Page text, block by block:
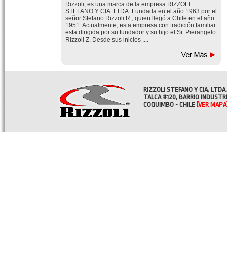
Rizzoli, es una marca de la empresa RIZZOLI
STEFANO Y CIA. LTDA. Fundada en el año 1963 por el
señor Stefano Rizzoli R., quien llegó a Chile en el año
1951. Actualmente, esta empresa con tradición familiar
esta dirigida por su fundador y su hijo el Sr. Pierangelo
Rizzoli Z. Desde sus inicios ....
RIZZOLI STEFANO Y CIA. LTDA.
TALCA #120, BARRIO
COQUIMBO - CHILE [VER